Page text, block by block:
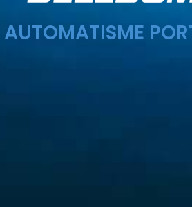
AUTOMATISME